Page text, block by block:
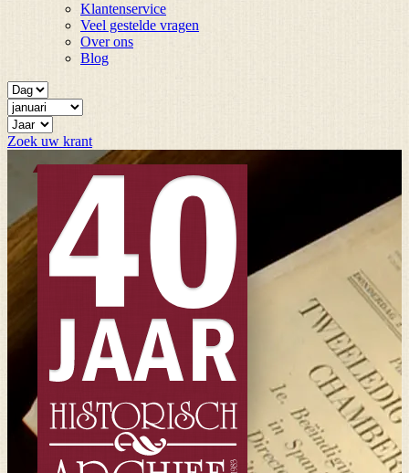
Klantenservice
Veel gestelde vragen
Over ons
Blog
Zoek uw krant